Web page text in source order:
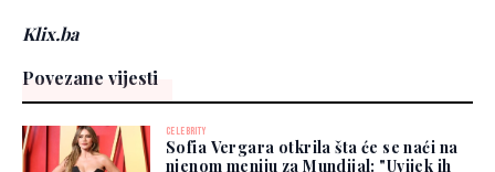
Klix.ba
Povezane vijesti
CELEBRITY
Sofia Vergara otkrila šta će se naći na
njenom meniju za Mundijal: "Uvijek ih